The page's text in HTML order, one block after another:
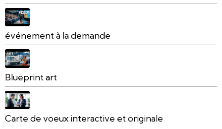
événement à la demande
Blueprint art
Carte de voeux interactive et originale